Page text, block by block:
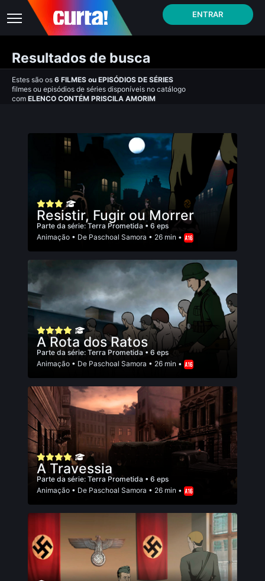
ENTRAR
Resultados de busca
Estes são os 6 FILMES ou EPISÓDIOS DE SÉRIES
filmes ou episódios de séries disponíveis no catálogo
com ELENCO CONTÉM PRISCILA AMORIM
Resistir, Fugir ou Morrer
Parte da série: Terra Prometida • 6 eps
Animação • De Paschoal Samora • 26 min •
A Rota dos Ratos
Parte da série: Terra Prometida • 6 eps
Animação • De Paschoal Samora • 26 min •
A Travessia
Parte da série: Terra Prometida • 6 eps
Animação • De Paschoal Samora • 26 min •